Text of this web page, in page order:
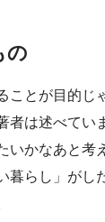
の
ことが目的じ
者は述べてい
いかなあと考
暮らし」がし